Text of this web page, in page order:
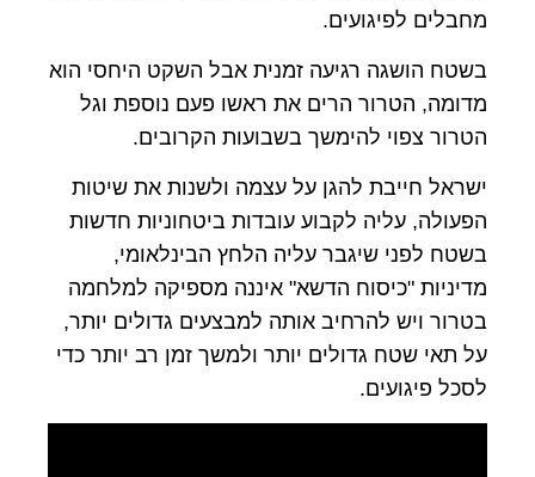
מחבלים לפיגועים.
בשטח הושגה רגיעה זמנית אבל השקט היחסי הוא
מדומה, הטרור הרים את ראשו פעם נוספת וגל
הטרור צפוי להימשך בשבועות הקרובים.
ישראל חייבת להגן על עצמה ולשנות את שיטות
הפעולה, עליה לקבוע עובדות ביטחוניות חדשות
בשטח לפני שיגבר עליה הלחץ הבינלאומי,
מדיניות "כיסוח הדשא" איננה מספיקה למלחמה
בטרור ויש להרחיב אותה למבצעים גדולים יותר,
על תאי שטח גדולים יותר ולמשך זמן רב יותר כדי
לסכל פיגועים.